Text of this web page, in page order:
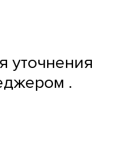
уточнения
.